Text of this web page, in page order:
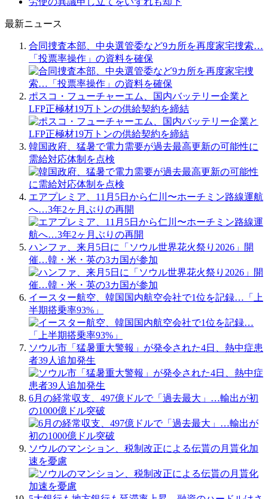
最新ニュース
合同捜査本部、中央選管委など9カ所を再度家宅捜索…
「投票率操作」の資料を確保
ポスコ・フューチャーエム、国内バッテリー企業と
LFP正極材19万トンの供給契約を締結
韓国政府、猛暑で電力需要が過去最高更新の可能性に
需給対応体制を点検
エアプレミア、11月5日から仁川〜ホーチミン路線運航
へ…3年2ヶ月ぶりの再開
ハンファ、来月5日に「ソウル世界花火祭り2026」開
催…韓・米・英の3カ国が参加
イースター航空、韓国国内航空会社で1位を記録…「上
半期搭乗率93%」
ソウル市「猛暑重大警報」が発令された4日、熱中症患
者39人追加発生
6月の経常収支、497億ドルで「過去最大」…輸出が初
の1000億ドル突破
ソウルのマンション、税制改正による伝貰の月貰化加
速を憂慮